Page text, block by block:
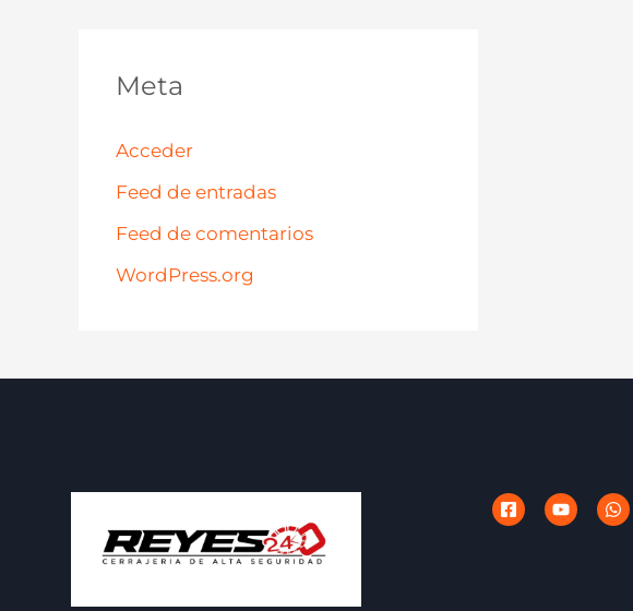
Meta
Acceder
Feed de entradas
Feed de comentarios
WordPress.org